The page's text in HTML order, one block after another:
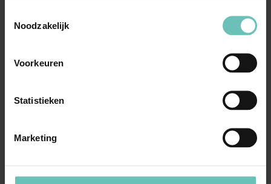
Noodzakelijk
Voorkeuren
Statistieken
Marketing
de managementvergoeding valt onder "de
koopovereenkomst:
[X] voert namelijk aan dat zij de managementvergoeding
van het echtpaar (de beheerders) niet verschuldigd is en
koopovereenkomst neergelegde vrijwaring.